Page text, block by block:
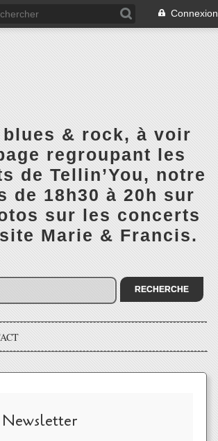
Connexion
blues & rock, à voir
regroupant les
de Tellin’You, notre
18h30 à 20h sur
sur les concerts
Marie & Francis.
Newsletter